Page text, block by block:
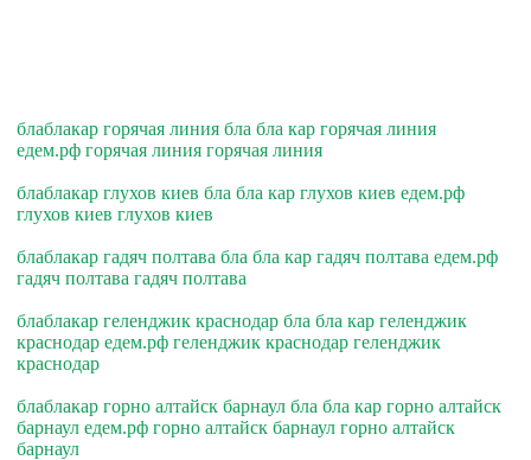
блаблакар горячая линия бла бла кар горячая линия
едем.рф горячая линия горячая линия
блаблакар глухов киев бла бла кар глухов киев едем.рф
глухов киев глухов киев
блаблакар гадяч полтава бла бла кар гадяч полтава едем.рф
гадяч полтава гадяч полтава
блаблакар геленджик краснодар бла бла кар геленджик
краснодар едем.рф геленджик краснодар геленджик
краснодар
блаблакар горно алтайск барнаул бла бла кар горно алтайск
барнаул едем.рф горно алтайск барнаул горно алтайск
барнаул